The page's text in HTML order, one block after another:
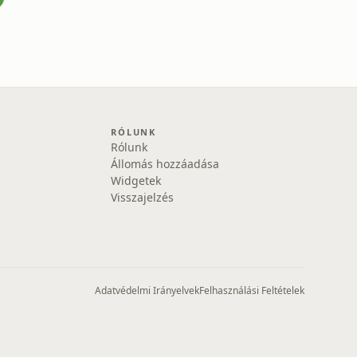
RÓLUNK
Rólunk
Állomás hozzáadása
Widgetek
Visszajelzés
Adatvédelmi IrányelvekFelhasználási Feltételek